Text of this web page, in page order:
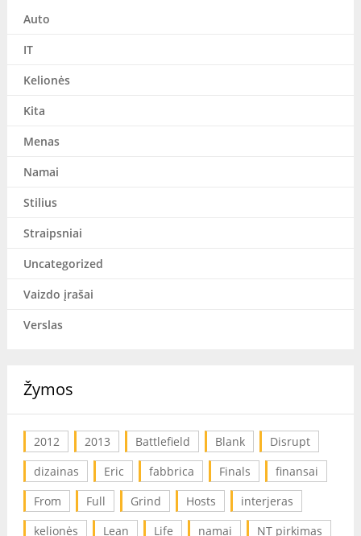
Auto
IT
Kelionės
Kita
Menas
Namai
Stilius
Straipsniai
Uncategorized
Vaizdo įrašai
Verslas
Žymos
2012 2013 Battlefield Blank
Disrupt
dizainas
Eric fabbrica Finals
finansai
From
Full Grind Hosts
interjeras
kelionės
Lean Life namai NT pirkimas